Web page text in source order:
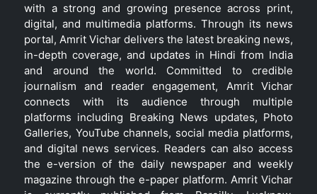
with a strong and growing presence across print,
digital, and multimedia platforms. Through its news
portal, Amrit Vichar delivers the latest breaking news,
in-depth coverage, and updates in Hindi from India
and around the world. Committed to credible
journalism and reader engagement, Amrit Vichar
connects with its audience through multiple
platforms including Breaking News updates, Photo
Galleries, YouTube channels, social media platforms,
and digital news services. Readers can also access
the e-version of the daily newspaper and weekly
magazine through the e-paper platform. Amrit Vichar